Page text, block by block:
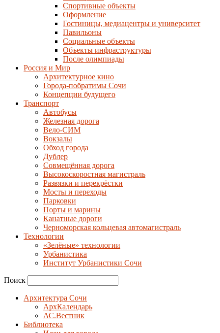
Спортивные объекты
Оформление
Гостиницы, медиацентры и университет
Павильоны
Социальные объекты
Объекты инфраструктуры
После олимпиады
Россия и Мир
Архитектурное кино
Города-побратимы Сочи
Концепции будущего
Транспорт
Автобусы
Железная дорога
Вело-СИМ
Вокзалы
Обход города
Дублер
Совмещённая дорога
Высокоскоростная магистраль
Развязки и перекрёстки
Мосты и переходы
Парковки
Порты и марины
Канатные дороги
Черноморская кольцевая автомагистраль
Технологии
«Зелёные» технологии
Урбанистика
Институт Урбанистики Сочи
Поиск
Архитектура Сочи
АрхКалендарь
АС.Вестник
Библиотека